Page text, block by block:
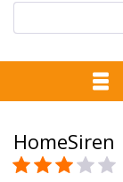
HomeSiren